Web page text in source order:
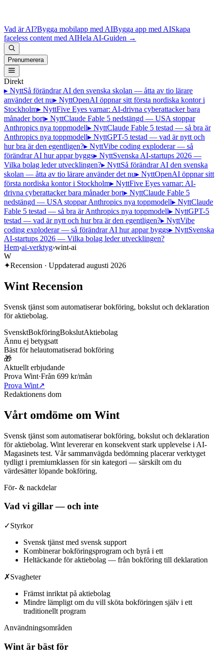
Vad är AI?Bygga mobilapp med AIBygga app med AISkapa
faceless content med AIHela AI-Guiden →
Prenumerera
Direkt
▸ NyttSå förändrar AI den svenska skolan — åtta av tio lärare
använder det nu▸ NyttOpenAI öppnar sitt första nordiska kontor i
Stockholm▸ NyttFive Eyes varnar: AI-drivna cyberattacker bara
månader bort▸ NyttClaude Fable 5 nedstängd — USA stoppar
Anthropics nya toppmodell▸ NyttClaude Fable 5 testad — så bra är
Anthropics nya toppmodell▸ NyttGPT-5 testad — vad är nytt och
hur bra är den egentligen?▸ NyttVibe coding exploderar — så
förändrar AI hur appar byggs▸ NyttSvenska AI-startups 2026 —
Vilka bolag leder utvecklingen?▸ NyttSå förändrar AI den svenska
skolan — åtta av tio lärare använder det nu▸ NyttOpenAI öppnar sitt
första nordiska kontor i Stockholm▸ NyttFive Eyes varnar: AI-
drivna cyberattacker bara månader bort▸ NyttClaude Fable 5
nedstängd — USA stoppar Anthropics nya toppmodell▸ NyttClaude
Fable 5 testad — så bra är Anthropics nya toppmodell▸ NyttGPT-5
testad — vad är nytt och hur bra är den egentligen?▸ NyttVibe
coding exploderar — så förändrar AI hur appar byggs▸ NyttSvenska
AI-startups 2026 — Vilka bolag leder utvecklingen?
Hem›ai-verktyg›wint-ai
W
✦Recension · Uppdaterad augusti 2026
Wint Recension
Svensk tjänst som automatiserar bokföring, bokslut och deklaration
för aktiebolag.
SvensktBokföringBokslutAktiebolag
Ännu ej betygsatt
Bäst för helautomatiserad bokföring
🎁
Aktuellt erbjudande
Prova Wint·Från 699 kr/mån
Prova Wint↗
Redaktionens dom
Vårt omdöme om Wint
Svensk tjänst som automatiserar bokföring, bokslut och deklaration
för aktiebolag. Wint levererar en konsekvent stark upplevelse i AI-
Magasinets test. Vår sammanvägda bedömning placerar verktyget
tydligt i premiumklassen för sin kategori — särskilt om du
värdesätterlöpande bokföring.
För- & nackdelar
Vad vi gillar — och inte
✓Styrkor
Svensk tjänst med svensk support
Kombinerar bokföringsprogram och byrå i ett
Heltäckande för aktiebolag — från bokföring till deklaration
✗Svagheter
Främst inriktat på aktiebolag
Mindre lämpligt om du vill sköta bokföringen själv i ett
traditionellt program
Användningsområden
Wint är bäst för